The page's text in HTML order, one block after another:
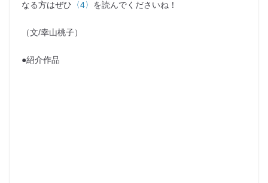
なる方はぜひ 〈4〉 を読んでくださいね！
（文/幸山桃子）
●紹介作品